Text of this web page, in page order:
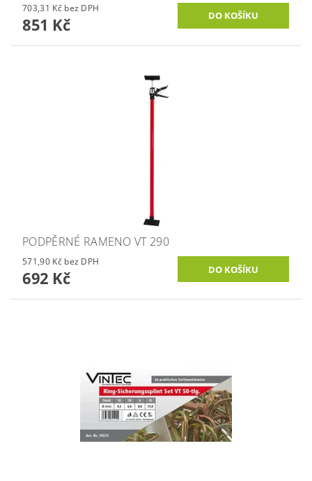
703,31 Kč bez DPH
851 Kč
PODPĚRNÉ RAMENO VT 290
571,90 Kč bez DPH
692 Kč